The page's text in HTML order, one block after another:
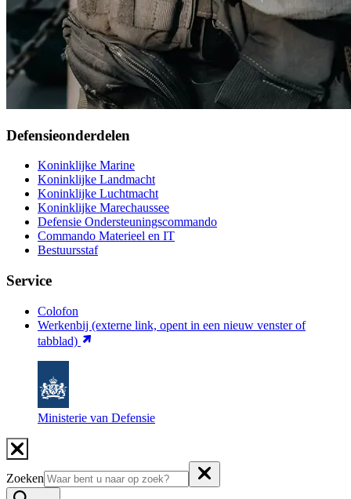
Defensieonderdelen
Koninklijke Marine
Koninklijke Landmacht
Koninklijke Luchtmacht
Koninklijke Marechaussee
Defensie Ondersteuningscommando
Commando Materieel en IT
Bestuursstaf
Service
Colofon
Werkenbij (externe link, opent in een nieuw venster of
tabblad)
Ministerie van Defensie
Zoeken